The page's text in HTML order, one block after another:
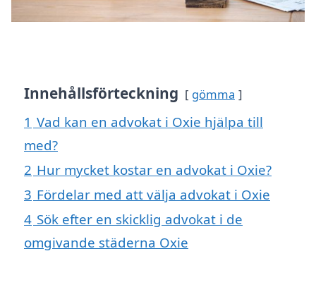
Innehållsförteckning gömma
1 Vad kan en advokat i Oxie hjälpa till
med?
2 Hur mycket kostar en advokat i Oxie?
3 Fördelar med att välja advokat i Oxie
4 Sök efter en skicklig advokat i de
omgivande städerna Oxie